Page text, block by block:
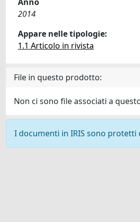
2014
Appare nelle tipologie:
1.1 Articolo in rivista
File in questo prodotto:
Non ci sono file associati a
I documenti in IRIS sono